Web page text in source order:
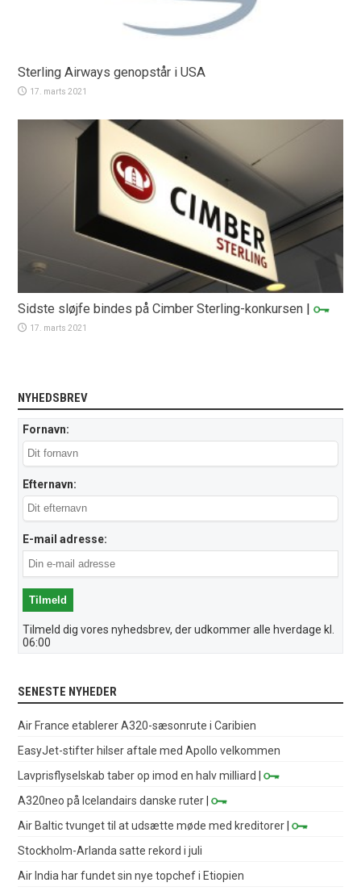
Sterling Airways genopstår i USA
17. marts 2021
Sidste sløjfe bindes på Cimber Sterling-konkursen |
17. marts 2021
NYHEDSBREV
Fornavn:
Efternavn:
E-mail adresse:
Tilmeld dig vores nyhedsbrev, der udkommer alle hverdage kl.
06:00
SENESTE NYHEDER
Air France etablerer A320-sæsonrute i Caribien
EasyJet-stifter hilser aftale med Apollo velkommen
Lavprisflyselskab taber op imod en halv milliard
|
A320neo på Icelandairs danske ruter |
Air Baltic tvunget til at udsætte møde med kreditorer |
Stockholm-Arlanda satte rekord i juli
Air India har fundet sin nye topchef i Etiopien